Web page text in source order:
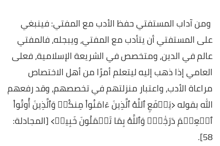
ومن آداب المستفتي حفظ الأدب مع المفتي: فينبغي
على المستفتي أن يتأدب مع المفتي، ويبجله، فالمفتي
عالم في الدين، ومتخصص في الشريعة الإسلامية، فعلى
العامي إذا ذهب إليه ليتعلم أمرًا من أهل الاختصاص
مراعاة الأدب، واعتبار منزلتهم في تخصصهم، وقد رفعهم
الله بقوله ﴿يَرۡفَعِ ٱللَّهُ ٱلَّذِينَ ءَامَنُواْ مِنكُمۡ وَٱلَّذِينَ أُوتُواْ
ٱلۡعِلۡمَ دَرَجَٰتٖۚ وَٱللَّهُ بِمَا تَعۡمَلُونَ خَبِيرٞ﴾ [المجادلة:
58].